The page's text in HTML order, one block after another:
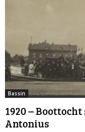
Bassin
1920 –
Antonius